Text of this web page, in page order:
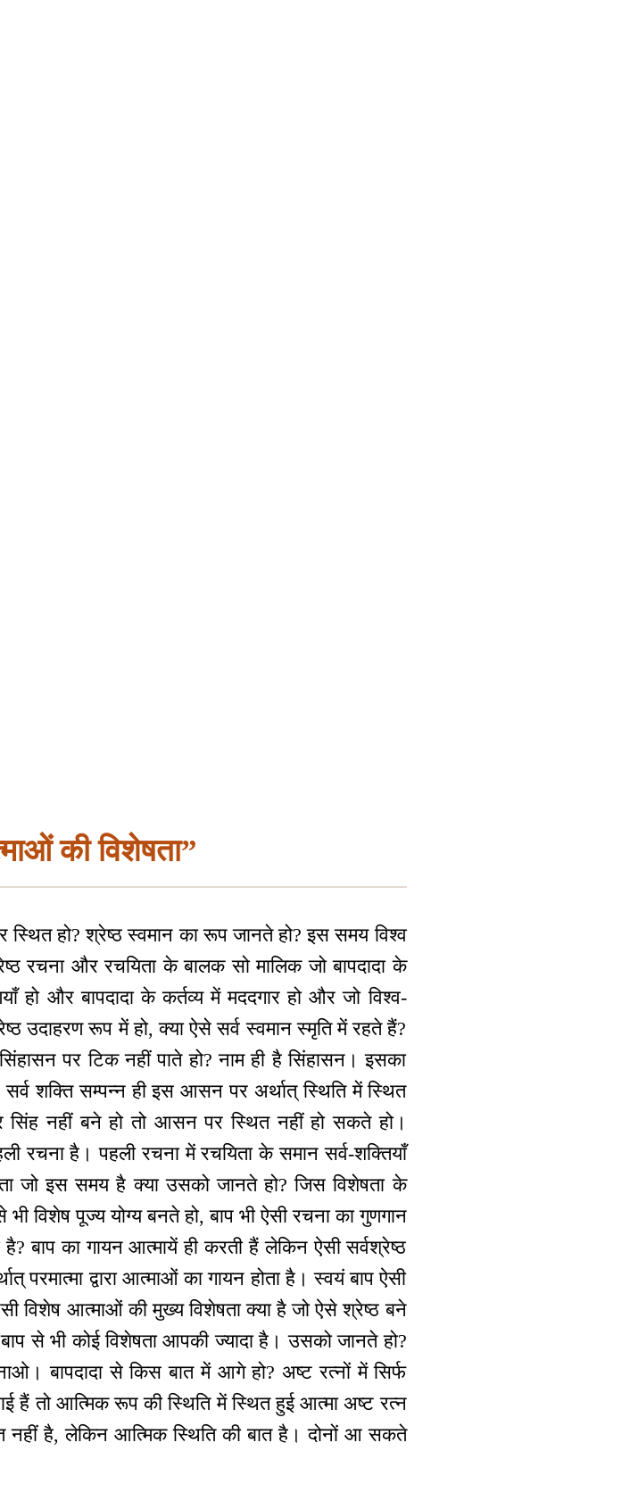
की विशेषता”
हो? श्रेष्ठ स्वमान का रूप जानते हो? इस समय विश्व
रचना और रचयिता के बालक सो मालिक जो बापदादा के
हो और बापदादा के कर्तव्य में मददगार हो और जो विश्व-
उदाहरण रूप में हो, क्या ऐसे सर्व स्वमान स्मृति में रहते हैं?
पर टिक नहीं पाते हो? नाम ही है सिंहासन। इसका
शक्ति सम्पन्न ही इस आसन पर अर्थात् स्थिति में स्थित
नहीं बने हो तो आसन पर स्थित नहीं हो सकते हो।
रचना है। पहली रचना में रचयिता के समान सर्व-शक्तियाँ
जो इस समय है क्या उसको जानते हो? जिस विशेषता के
विशेष पूज्य योग्य बनते हो, बाप भी ऐसी रचना का गुणगान
बाप का गायन आत्मायें ही करती हैं लेकिन ऐसी सर्वश्रेष्ठ
परमात्मा द्वारा आत्माओं का गायन होता है। स्वयं बाप ऐसी
विशेष आत्माओं की मुख्य विशेषता क्या है जो ऐसे श्रेष्ठ बने
से भी कोई विशेषता आपकी ज्यादा है। उसको जानते हो?
बापदादा से किस बात में आगे हो? अष्ट रत्नों में सिर्फ
हैं तो आत्मिक रूप की स्थिति में स्थित हुई आत्मा अष्ट रत्न
नहीं है, लेकिन आत्मिक स्थिति की बात है। दोनों आ सकते